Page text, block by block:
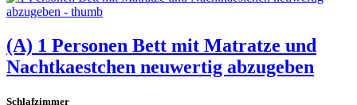
(A) 1 Personen Bett mit Matratze und
Nachtkaestchen neuwertig abzugeben
Schlafzimmer